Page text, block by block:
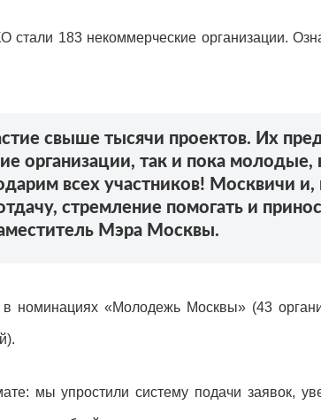
183 некоммерческие организации.
свыше тысячи проектов. Их
организации, так и пока
всех участников! Москвичи и,
стремление помогать и
Мэра Москвы.
номинациях «Молодежь Москвы» (43
мы упростили систему подачи заявок,